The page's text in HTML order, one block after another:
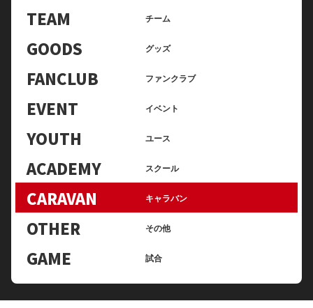
TEAM チーム
GOODS グッズ
FANCLUB ファンクラブ
EVENT イベント
YOUTH ユース
ACADEMY スクール
CARAVAN キャラバン
OTHER その他
GAME 試合